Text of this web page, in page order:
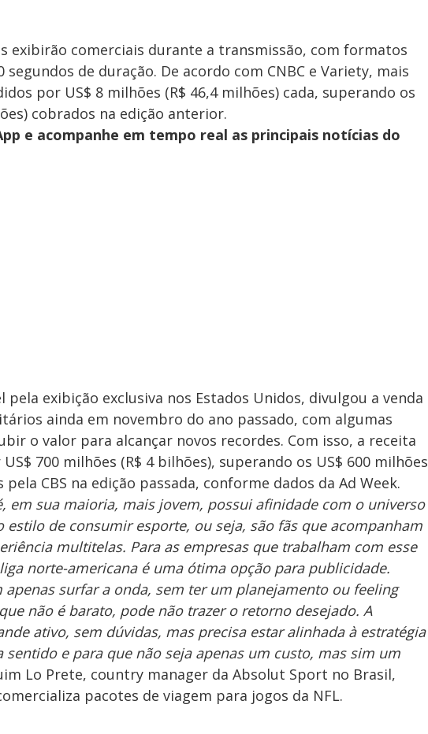
exibirão comerciais durante a transmissão, com formatos
segundos de duração. De acordo com CNBC e Variety, mais
por US$ 8 milhões (R$ 46,4 milhões) cada, superando os
cobrados na edição anterior.
e acompanhe em tempo real as principais notícias do
pela exibição exclusiva nos Estados Unidos, divulgou a venda
ainda em novembro do ano passado, com algumas
o valor para alcançar novos recordes. Com isso, a receita
700 milhões (R$ 4 bilhões), superando os US$ 600 milhões
CBS na edição passada, conforme dados da Ad Week.
em sua maioria, mais jovem, possui afinidade com o universo
estilo de consumir esporte, ou seja, são fãs que acompanham
multitelas. Para as empresas que trabalham com esse
norte-americana é uma ótima opção para publicidade.
apenas surfar a onda, sem ter um planejamento ou feeling
não é barato, pode não trazer o retorno desejado. A
ativo, sem dúvidas, mas precisa estar alinhada à estratégia
sentido e para que não seja apenas um custo, mas sim um
Lo Prete, country manager da Absolut Sport no Brasil,
pacotes de viagem para jogos da NFL.